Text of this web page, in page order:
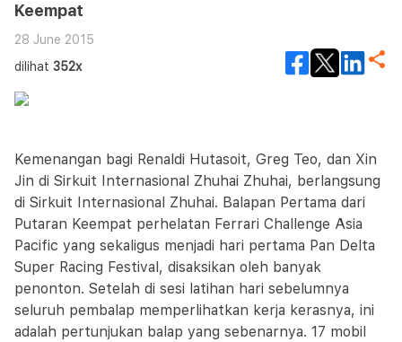
Keempat
28 June 2015
dilihat 352x
Kemenangan bagi Renaldi Hutasoit, Greg Teo, dan Xin
Jin di Sirkuit Internasional Zhuhai Zhuhai, berlangsung
di Sirkuit Internasional Zhuhai. Balapan Pertama dari
Putaran Keempat perhelatan Ferrari Challenge Asia
Pacific yang sekaligus menjadi hari pertama Pan Delta
Super Racing Festival, disaksikan oleh banyak
penonton. Setelah di sesi latihan hari sebelumnya
seluruh pembalap memperlihatkan kerja kerasnya, ini
adalah pertunjukan balap yang sebenarnya. 17 mobil